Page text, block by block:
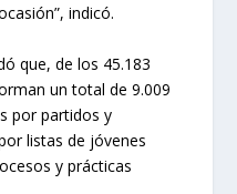
indicó.
que, de los 45.183
un total de 9.009
por partidos y
listas de jóvenes
y prácticas